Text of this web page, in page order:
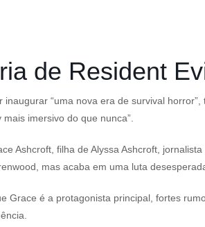
de Resident
inaugurar “uma nova era de survival
imersivo do que nunca”.
Ashcroft, filha de Alyssa Ashcroft,
mas acaba em uma luta
Grace é a protagonista principal, fortes